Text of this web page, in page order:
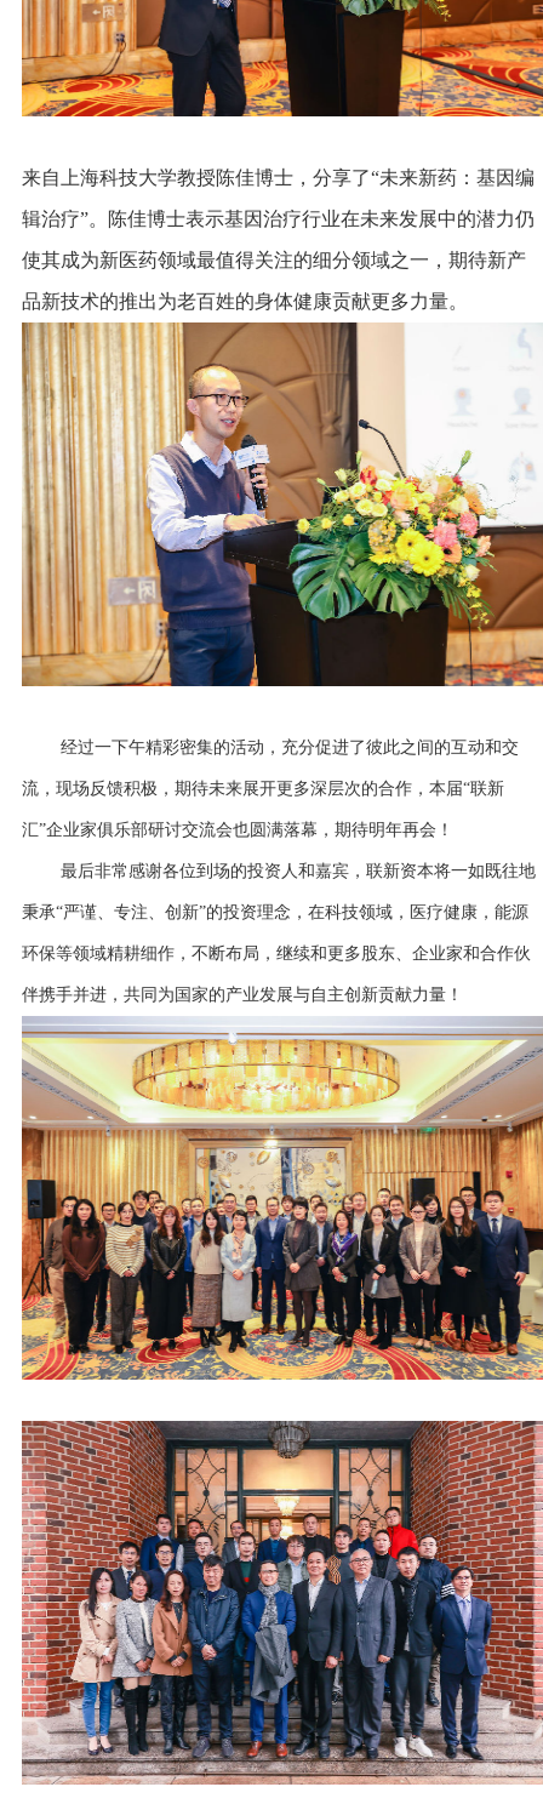
来自上海科技大学教授陈佳博士，分享了“未来新药：基因编
辑治疗”。陈佳博士表示基因治疗行业在未来发展中的潜力仍
使其成为新医药领域最值得关注的细分领域之一，期待新产
品新技术的推出为老百姓的身体健康贡献更多力量。
经过一下午精彩密集的活动，充分促进了彼此之间的互动和交
流，现场反馈积极，期待未来展开更多深层次的合作，本届“联新
汇”企业家俱乐部研讨交流会也圆满落幕，期待明年再会！
最后非常感谢各位到场的投资人和嘉宾，联新资本将一如既往地
秉承“严谨、专注、创新”的投资理念，在科技领域，医疗健康，能源
环保等领域精耕细作，不断布局，继续和更多股东、企业家和合作伙
伴携手并进，共同为国家的产业发展与自主创新贡献力量！